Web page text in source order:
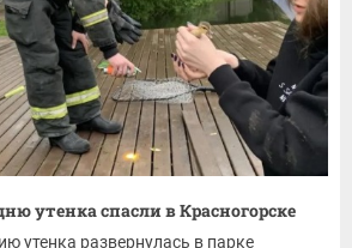
утенка спасли в Красногорске
утенка развернулась в парке